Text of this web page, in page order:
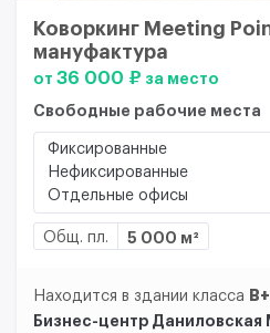
Коворкинг Meeting
мануфактура
от 36 000 ₽ за место
Свободные рабочие места
Фиксированные
Нефиксированные
Отдельные офисы
Общ. пл. 5 000 м²
Находится в здании класса B+
Бизнес-центр Даниловская